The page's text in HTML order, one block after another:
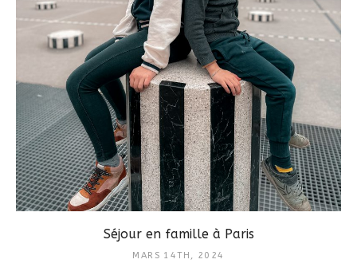
Séjour en famille à Paris
MARS 14TH, 2024